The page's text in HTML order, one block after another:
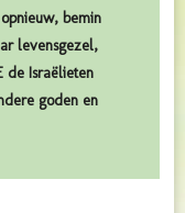
bemin
levensgezel,
de Israëlieten
goden en